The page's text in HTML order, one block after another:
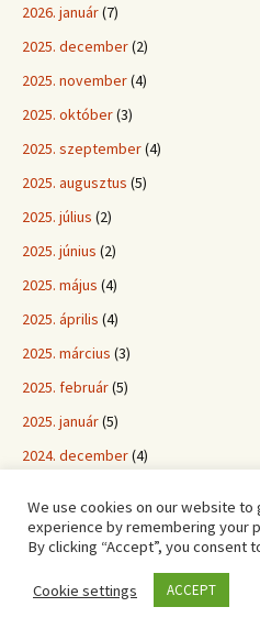
2026. január(7)
2025. december(2)
2025. november(4)
2025. október(3)
2025. szeptember(4)
2025. augusztus (5)
2025. július (2)
2025. június (2)
2025. május (4)
2025. április (4)
2025. március (3)
2025. február(5)
2025. január(5)
2024. december(4)
2024. október(1)
2024. szeptember(3)
2024. augusztus(3)
We use cookies on our website
experience by remembering your
By clicking “Accept”, you consent
Cookie settings ACCEPT